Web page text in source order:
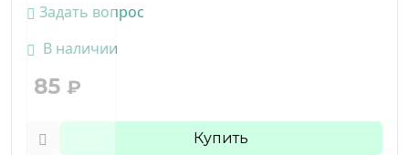
Задать вопрос
В наличии
85 ₽
Купить